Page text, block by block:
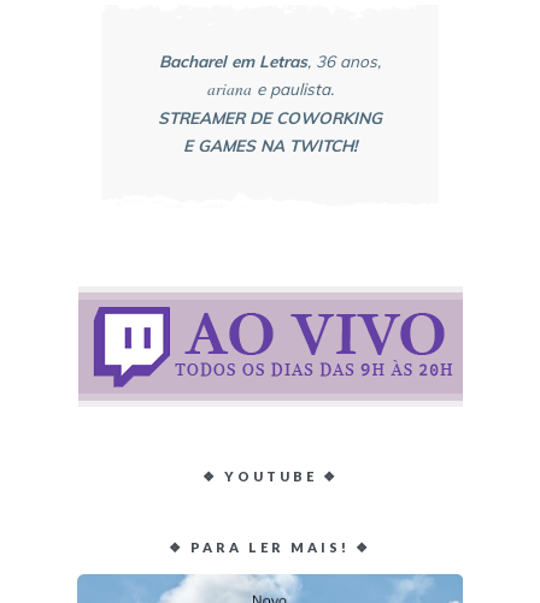
Bacharel em Letras, 36 anos,
arianae paulista.
STREAMER DE COWORKING
E GAMES NA TWITCH!
❖ YOUTUBE ❖
❖ PARA LER MAIS! ❖